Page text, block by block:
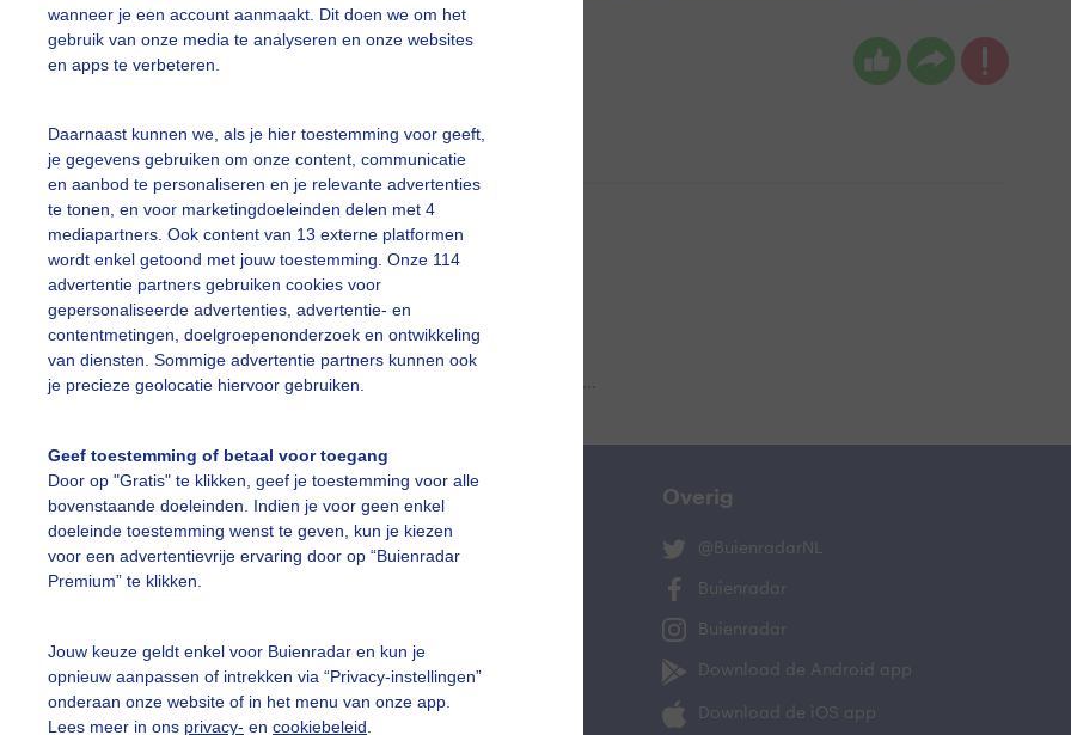
wanneer je een account aanmaakt. Dit doen we om het
gebruik van onze media te analyseren en onze websites
en apps te verbeteren.
Daarnaast kunnen we, als je hier toestemming voor geeft,
je gegevens gebruiken om onze content, communicatie
en aanbod te personaliseren en je relevante advertenties
te tonen, en voor marketingdoeleinden delen met 4
mediapartners. Ook content van 13 externe platformen
wordt enkel getoond met jouw toestemming. Onze 114
advertentie partners gebruiken cookies voor
gepersonaliseerde advertenties, advertentie- en
contentmetingen, doelgroepenonderzoek en ontwikkeling
van diensten. Sommige advertentie partners kunnen ook
je precieze geolocatie hiervoor gebruiken.
Geef toestemming of betaal voor toegang
Door op "Gratis" te klikken, geef je toestemming voor alle
bovenstaande doeleinden. Indien je voor geen enkel
doeleinde toestemming wenst te geven, kun je kiezen
voor een advertentievrije ervaring door op “Buienradar
Premium” te klikken.
Jouw keuze geldt enkel voor Buienradar en kun je
opnieuw aanpassen of intrekken via “Privacy-instellingen”
onderaan onze website of in het menu van onze app.
Lees meer in ons privacy- en cookiebeleid
boven de Waal
Joyce Derksen Gemaakt: 28-03-2026, 44x bekeken
Buienlucht Wolken
slideshow
vragen
Mijn weer
De Bilt
Overig
@BuienradarNL
Buienradar
Buienradar
Download de Android app
Download de iOS app